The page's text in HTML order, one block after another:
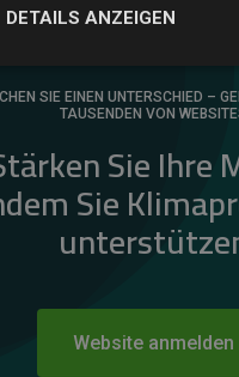
SIE EINEN UNTERSCHIED –
TAUSENDEN VON
Sie Ihre
Sie
Website anmelden
DETAILS ANZEIGEN